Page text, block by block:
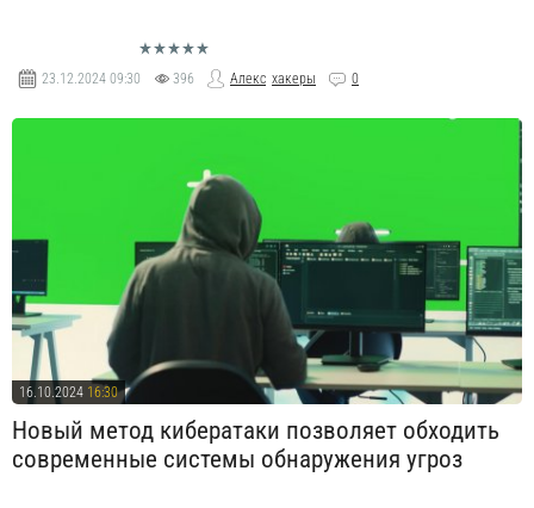
23.12.2024 09:30 396 Алекс хакеры 0
16.10.2024 16:30
Новый метод кибератаки позволяет обходить
современные системы обнаружения угроз